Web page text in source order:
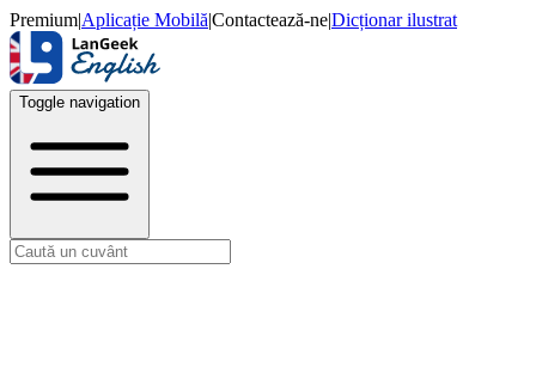
Premium|Aplicație Mobilă|Contactează-ne|Dicționar ilustrat
Toggle navigation